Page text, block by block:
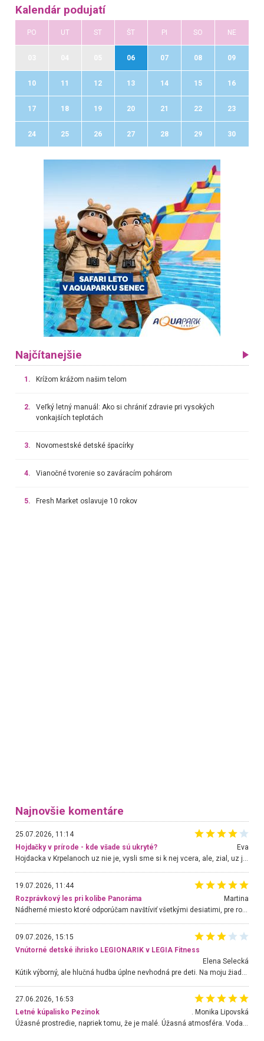
Kalendár podujatí
PO UT ST ŠT PI SO NE
06 07 08 09
10 11 12 13 14 15 16
17 18 19 20 21 22 23
24 25 26 27 28 29 30
Najčítanejšie
1. Krížom krážom našim telom
2.
Veľký letný manuál: Ako si chrániť zdravie pri vysokých
vonkajších teplotách
3. Novomestské detské špacírky
4. Vianočné tvorenie so zaváracím pohárom
5. Fresh Market oslavuje 10 rokov
Najnovšie komentáre
25.07.2026, 11:14
Hojdačky v prírode - kde všade sú ukryté?
Eva
Hojdacka v Krpelanoch uz nie je, vysli sme si k nej vcera, ale, zial, uz je znicena. Ak sem planujete cestu len kvoli hojdacke, mozete si ju usetrit. Krasny vyhlad je tu vsak aj bez hojdacky :-)
19.07.2026, 11:44
Rozprávkový les pri kolibe Panoráma
Martina
Nádherné miesto ktoré odporúčam navštíviť všetkými desiatimi, pre rodiny s deťmi, dôchodcom... Proste a jednoducho ozaj rozprávkový les.. určite ešte prídeme. Odniesli sme si na pamiatku krásne tričká,
09.07.2026, 15:15
Vnútorné detské ihrisko LEGIONARIK v LEGIA Fitness
Elena Selecká
27.06.2026, 16:53
Letné kúpalisko Pezinok
. Monika Lipovská
Úžasné prostredie, napriek tomu, že je malé. Úžasná atmosféra. Voda fantastická a nádherná. Ľudí je pomerne veľa, ale su mili a ohľaduplní. Je veľmi zaujímavé sledovať, ako dokážu spolu športovať cudzí ľudia a bez ohľadu na vek. Vládne tu pohoda. Vnuka neviem dostať z vody. Ďakujem za krásny deň . Urcite sa sem vrátim. Jediný problém je s parkovaním, ale aj ten sa mi podarilo vyriešiť. Monika Bratislava